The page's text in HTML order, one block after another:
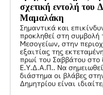
σχετική εντολή του
Μαμαλάκη
Σημαντικά και
προκληθεί στη
Μεσογείων, στην
εξαιτίας της
πρωί του Σαββάτου στο
Ε.Υ.Δ.Α.Π.. Να
διάστημα οι βλάβες
Δημητρίου είναι